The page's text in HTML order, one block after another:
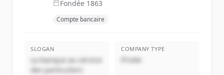
Fondée 1863
Compte bancaire
SLOGAN
La banque au service
des particuliers
COMPANY TYPE
Privée